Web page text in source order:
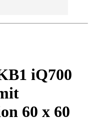
iQ700
60 x 60